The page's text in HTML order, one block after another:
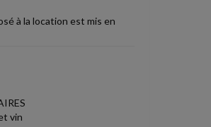
à la location est mis en
vin